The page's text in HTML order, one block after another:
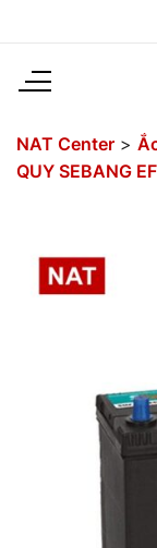
dung
NAT Center >
QUY SEBANG